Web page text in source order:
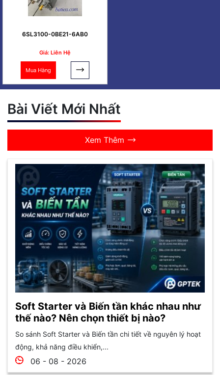
6SL3100-0BE21-6AB0
Giá: Liên Hệ
Mua Hàng
Bài Viết Mới Nhất
Xem Thêm
Soft Starter và Biến tần khác nhau như
thế nào? Nên chọn thiết bị nào?
So sánh Soft Starter và Biến tần chi tiết về nguyên lý hoạt
động, khả năng điều khiển,...
06 - 08 - 2026